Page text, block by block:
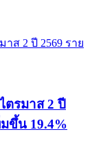
ตรมาส 2 ปี
มขึ้น 19.4%